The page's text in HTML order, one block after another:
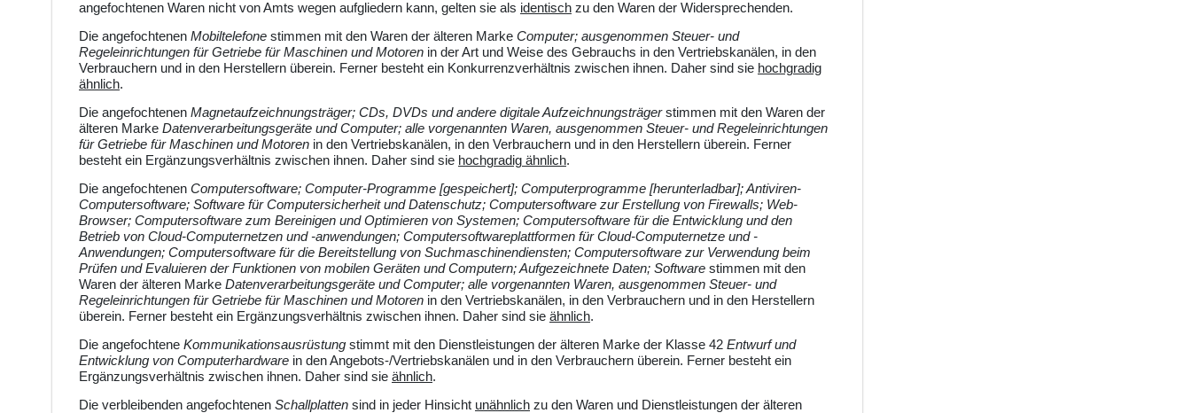
angefochtenen Waren nicht von Amts wegen aufgliedern kann, gelten sie als identisch zu den Waren der Widersprechenden.
Die angefochtenen Mobiltelefone stimmen mit den Waren der älteren Marke Computer; ausgenommen Steuer- und
Regeleinrichtungen für Getriebe für Maschinen und Motoren in der Art und Weise des Gebrauchs in den Vertriebskanälen, in den
Verbrauchern und in den Herstellern überein. Ferner besteht ein Konkurrenzverhältnis zwischen ihnen. Daher sind sie hochgradig
ähnlich.
Die angefochtenen Magnetaufzeichnungsträger; CDs, DVDs und andere digitale Aufzeichnungsträgerstimmen mit den Waren der
älteren Marke Datenverarbeitungsgeräte und Computer; alle vorgenannten Waren, ausgenommen Steuer- und Regeleinrichtungen
für Getriebe für Maschinen und Motoren in den Vertriebskanälen, in den Verbrauchern und in den Herstellern überein. Ferner
besteht ein Ergänzungsverhältnis zwischen ihnen. Daher sind sie hochgradig ähnlich.
Die angefochtenen Computersoftware; Computer-Programme [gespeichert]; Computerprogramme [herunterladbar]; Antiviren-
Computersoftware; Software für Computersicherheit und Datenschutz; Computersoftware zur Erstellung von Firewalls; Web-
Browser; Computersoftware zum Bereinigen und Optimieren von Systemen; Computersoftware für die Entwicklung und den
Betrieb von Cloud-Computernetzen und -anwendungen; Computersoftwareplattformen für Cloud-Computernetze und -
Anwendungen; Computersoftware für die Bereitstellung von Suchmaschinendiensten; Computersoftware zur Verwendung beim
Prüfen und Evaluieren der Funktionen von mobilen Geräten und Computern; Aufgezeichnete Daten; Software stimmen mit den
Waren der älteren Marke Datenverarbeitungsgeräte und Computer; alle vorgenannten Waren, ausgenommen Steuer- und
Regeleinrichtungen für Getriebe für Maschinen und Motoren in den Vertriebskanälen, in den Verbrauchern und in den Herstellern
überein. Ferner besteht ein Ergänzungsverhältnis zwischen ihnen. Daher sind sie ähnlich.
Die angefochtene Kommunikationsausrüstung stimmt mit den Dienstleistungen der älteren Marke der Klasse 42 Entwurf und
Entwicklung von Computerhardware in den Angebots-/Vertriebskanälen und in den Verbrauchern überein. Ferner besteht ein
Ergänzungsverhältnis zwischen ihnen. Daher sind sie ähnlich.
Die verbleibenden angefochtenen Schallplatten sind in jeder Hinsicht unähnlich zu den Waren und Dienstleistungen der älteren